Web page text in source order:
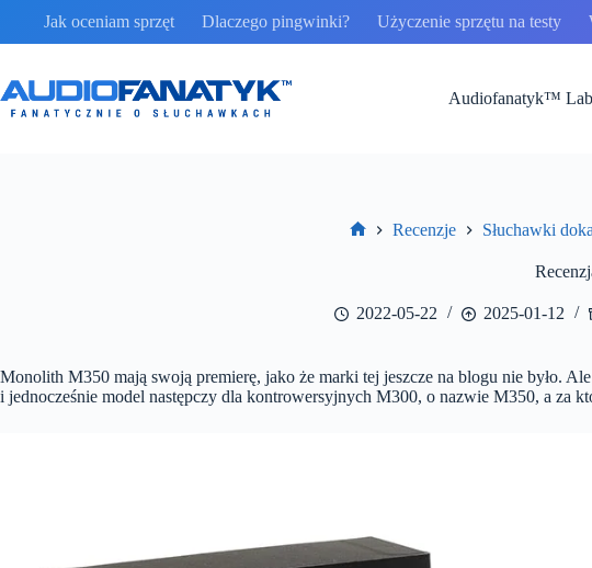
treści
Jak oceniam sprzęt Dlaczego pingwinki? Użyczenie sprzętu na testy
Audiofanatyk™ Lab
Recenzje Słuchawki
2022-05-22 2025-01-12
Monolith M350 mają swoją premierę, jako że marki tej jeszcze na blogu nie było.
i jednocześnie model następczy dla kontrowersyjnych M300, o nazwie M350, a za